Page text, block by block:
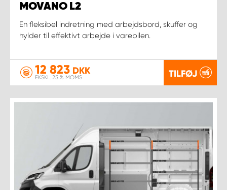
MOVANO L2
En fleksibel indretning med arbejdsbord, skuffer og
hylder til effektivt arbejde i varebilen.
12 823 DKK
EKSKL. 25 % MOMS TILFØJ